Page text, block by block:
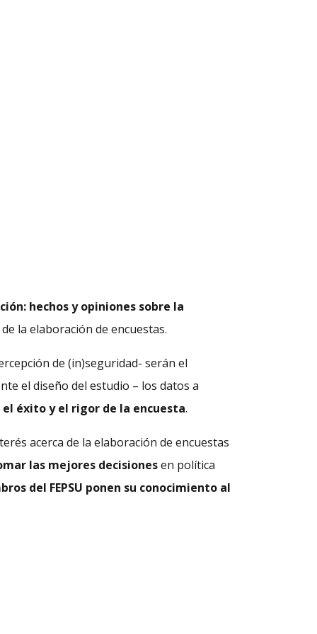
hechos y opiniones sobre la
la elaboración de encuestas.
de (in)seguridad- serán el
el diseño del estudio – los datos a
éxito y el rigor de la encuesta.
acerca de la elaboración de encuestas
las mejores decisionesen política
del FEPSU ponen su conocimiento al